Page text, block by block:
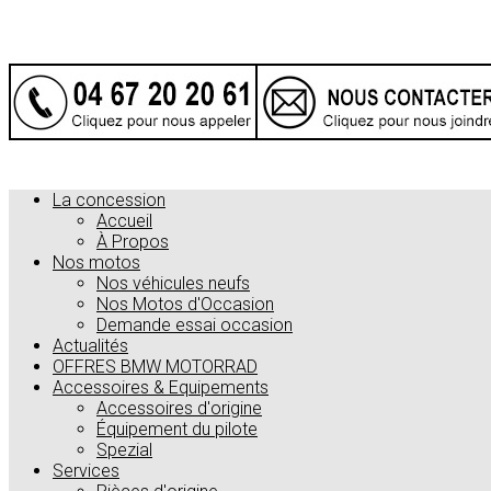
La concession
Accueil
À Propos
Nos motos
Nos véhicules neufs
Nos Motos d'Occasion
Demande essai occasion
Actualités
OFFRES BMW MOTORRAD
Accessoires & Equipements
Accessoires d'origine
Équipement du pilote
Spezial
Services